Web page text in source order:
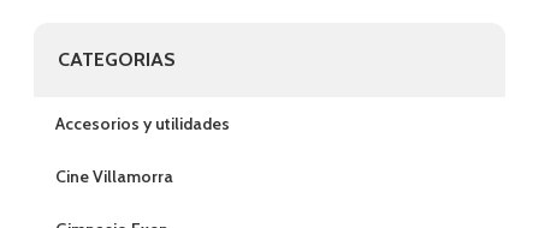
CATEGORIAS
Accesorios y utilidades
Cine Villamorra